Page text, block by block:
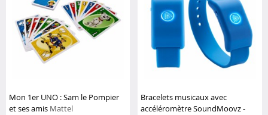
Mon 1er UNO : Sam le Pompier
et ses amis Mattel
Bracelets musicaux avec
accéléromètre SoundMoovz -